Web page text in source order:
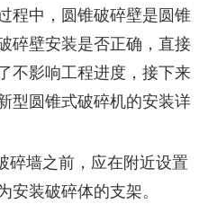
中，圆锥破碎壁是圆锥
碎壁安装是否正确，直接
不影响工程进度，接下来
型圆锥式破碎机的安装详
墙之前，应在附近设置
装破碎体的支架。